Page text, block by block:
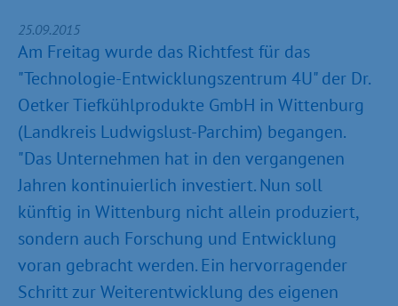
25.09.2015
Am Freitag wurde das Richtfest für das
"Technologie-Entwicklungszentrum 4U" der Dr.
Oetker Tiefkühlprodukte GmbH in Wittenburg
(Landkreis Ludwigslust-Parchim) begangen.
"Das Unternehmen hat in den vergangenen
Jahren kontinuierlich investiert. Nun soll
künftig in Wittenburg nicht allein produziert,
sondern auch Forschung und Entwicklung
voran gebracht werden. Ein hervorragender
Schritt zur Weiterentwicklung des eigenen